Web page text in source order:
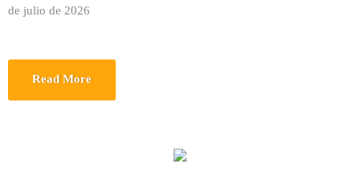
de julio de 2026
Read More